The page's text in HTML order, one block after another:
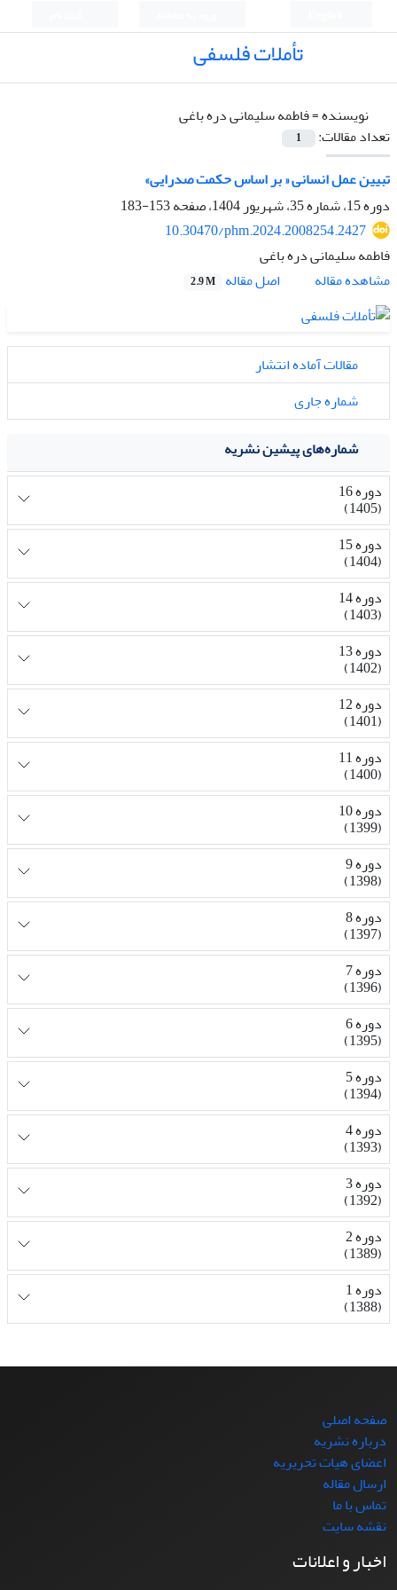
تأملات فلسفی
نویسنده =فاطمه سلیمانی دره باغی
تعداد مقالات:
1
تبیین عمل انسانی « بر اساس حکمت صدرایی»
دوره 15، شماره 35، شهریور 1404، صفحه
153-183
10.30470/phm.2024.2008254.2427
فاطمه سلیمانی دره باغی
مشاهده مقاله
اصل مقاله 2.9 M
مقالات آماده انتشار
شماره جاری
شماره‌های پیشین نشریه
دوره 16
(1405)
دوره 15
(1404)
دوره 14
(1403)
دوره 13
(1402)
دوره 12
(1401)
دوره 11
(1400)
دوره 10
(1399)
دوره 9
(1398)
دوره 8
(1397)
دوره 7
(1396)
دوره 6
(1395)
دوره 5
(1394)
دوره 4
(1393)
دوره 3
(1392)
دوره 2
(1389)
دوره 1
(1388)
صفحه اصلی
درباره نشریه
اعضای هیات تحریریه
ارسال مقاله
تماس با ما
نقشه سایت
اخبار و اعلانات